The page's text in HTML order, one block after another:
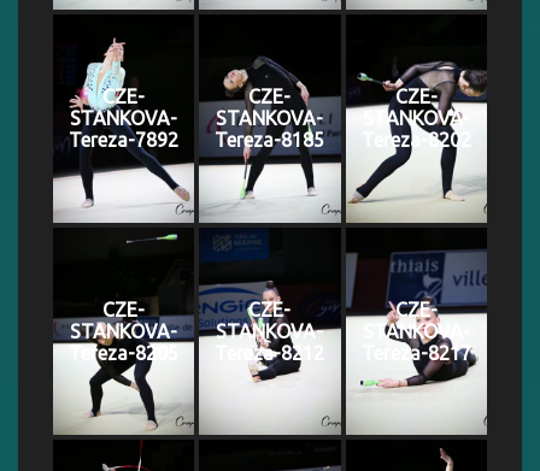
CZE-
STANKOVA-
Tereza-7892
CZE-
STANKOVA-
Tereza-8185
CZE-
STANKOVA-
Tereza-8202
CZE-
STANKOVA-
Tereza-8205
CZE-
STANKOVA-
Tereza-8212
CZE-
STANKOVA-
Tereza-8217